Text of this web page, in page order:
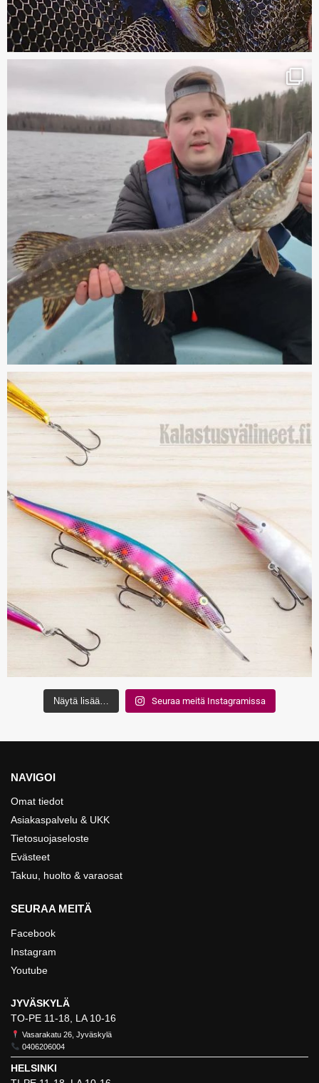
Näytä lisää… Seuraa meitä Instagramissa
NAVIGOI
Omat tiedot
Asiakaspalvelu & UKK
Tietosuojaseloste
Evästeet
Takuu, huolto & varaosat
SEURAA MEITÄ
Facebook
Instagram
Youtube
JYVÄSKYLÄ
TO-PE 11-18, LA 10-16
Vasarakatu 26, Jyväskylä
0406206004
HELSINKI